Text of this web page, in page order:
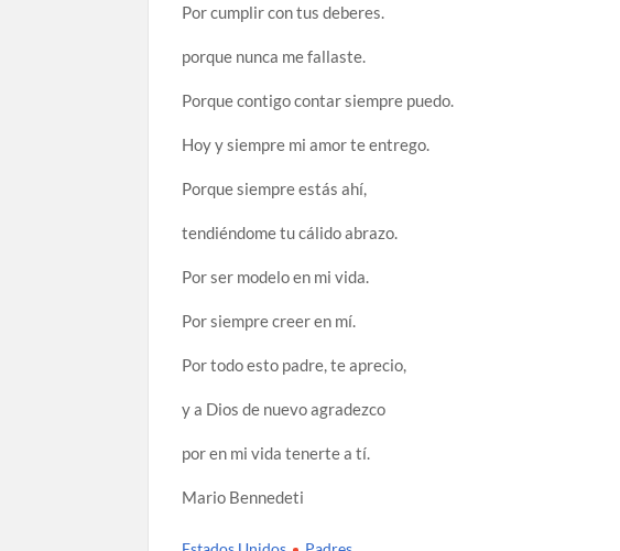
Por cumplir con tus deberes.
porque nunca me fallaste.
Porque contigo contar siempre puedo.
Hoy y siempre mi amor te entrego.
Porque siempre estás ahí,
tendiéndome tu cálido abrazo.
Por ser modelo en mi vida.
Por siempre creer en mí.
Por todo esto padre, te aprecio,
y a Dios de nuevo agradezco
por en mi vida tenerte a tí.
Mario Bennedeti